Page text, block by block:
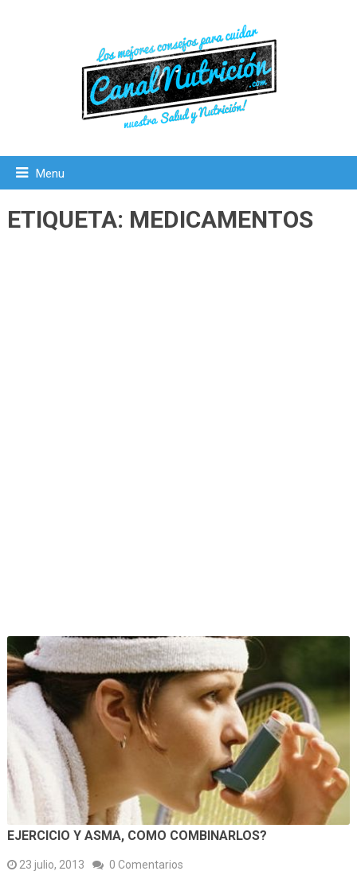
Menu
ETIQUETA: MEDICAMENTOS
EJERCICIO Y ASMA, COMO COMBINARLOS?
23 julio, 2013 0 Comentarios